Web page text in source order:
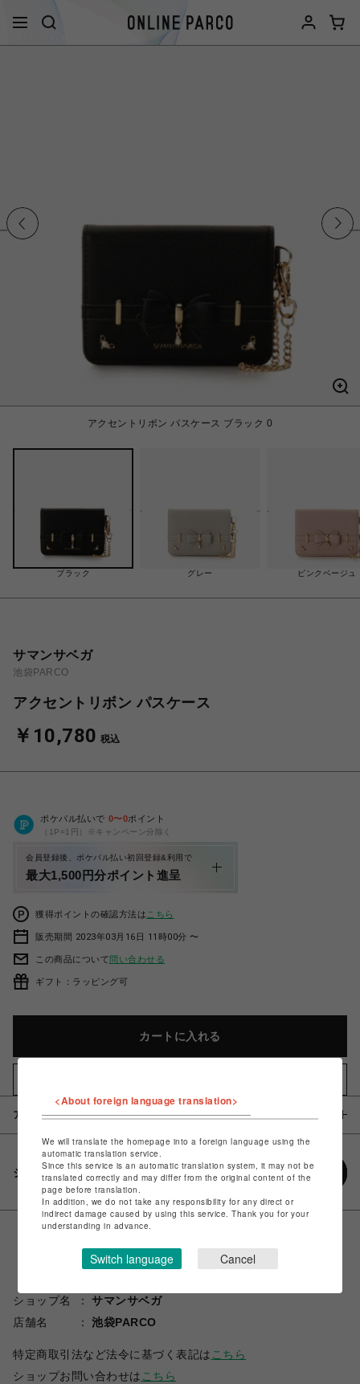
アクセントリボン パスケース ブラック 0
ブラック グレー ピンクベージュ
サマンサベガ
池袋PARCO
アクセントリボン パスケース
￥10,780 税込
ポケパル払いで 0〜0ポイント
（1P=1円）※キャンペーン分除く
会員登録後、ポケパル払い初回登録&利用で
最大1,500円分ポイント進呈
獲得ポイントの確認方法は こちら
販売期間 2023年03月16日 11時00分 〜
この商品について問い合わせる
ギフト：ラッピング可
カートに入れる
アイテム説明 / 素材
シェアする
ショップ名
サマンサベガ
店舗名
池袋PARCO
特定商取引法など法令に基づく表記は こちら
ショップお問い合わせは こちら
<About foreign language translation>
We will translate the homepage into a foreign language using the
automatic translation service.
Since this service is an automatic translation system, it may not be
translated correctly and may differ from the original content of the
page before translation.
In addition, we do not take any responsibility for any direct or
indirect damage caused by using this service. Thank you for your
understanding in advance.
Switch language Cancel